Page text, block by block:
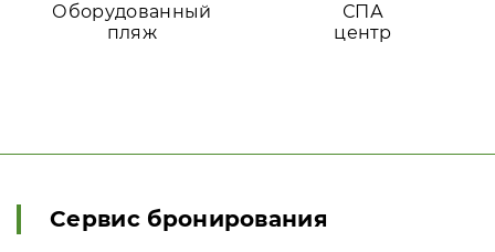
Оборудованный
пляж
СПА
центр
Сервис бронирования